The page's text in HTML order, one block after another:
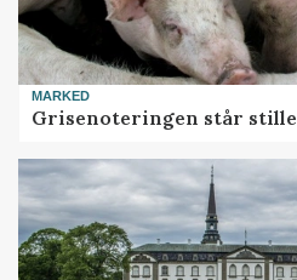
MARKED
Grisenoteringen står stille